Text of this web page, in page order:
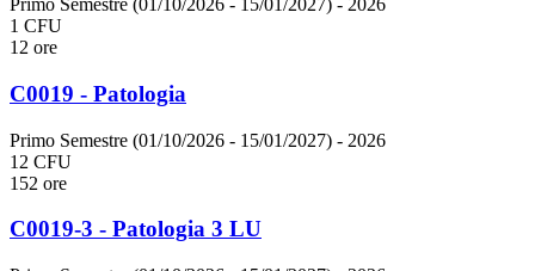
Primo Semestre (01/10/2026 - 15/01/2027) - 2026
1 CFU
12 ore
C0019 - Patologia
Primo Semestre (01/10/2026 - 15/01/2027) - 2026
12 CFU
152 ore
C0019-3 - Patologia 3 LU